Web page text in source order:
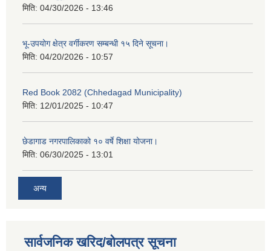
मिति: 04/30/2026 - 13:46
भू-उपयोग क्षेत्र वर्गीकरण सम्बन्धी १५ दिने सूचना।
मिति: 04/20/2026 - 10:57
Red Book 2082 (Chhedagad Municipality)
मिति: 12/01/2025 - 10:47
छेडागाड नगरपालिकाको १० वर्षे शिक्षा योजना।
मिति: 06/30/2025 - 13:01
अन्य
सार्वजनिक खरिद/बोलपत्र सूचना